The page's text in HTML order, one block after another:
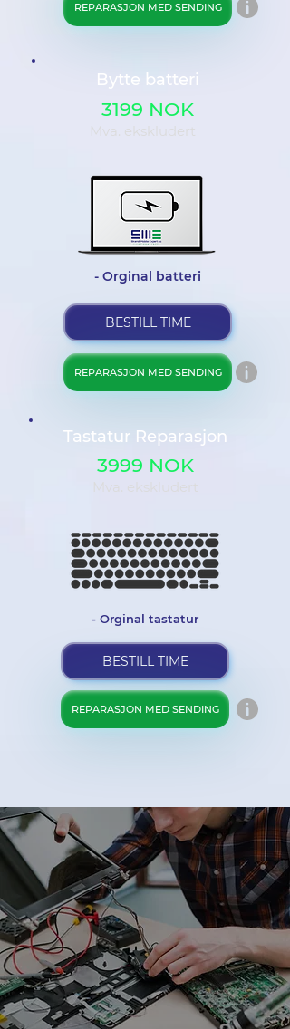
REPARASJON MED SENDING
Bytte batteri
3199 NOK
Mva. ekskludert
- Orginal batteri
BESTILL TIME
REPARASJON MED SENDING
Tastatur Reparasjon
3999 NOK
Mva. ekskludert
- Orginal tastatur
BESTILL TIME
REPARASJON MED SENDING